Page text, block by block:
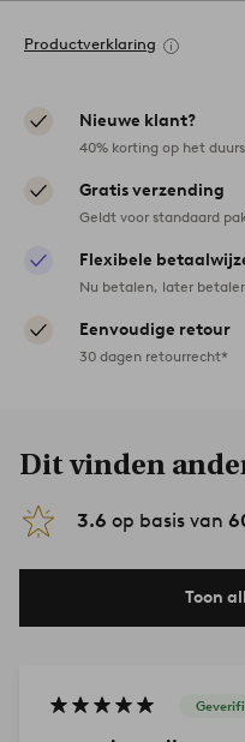
Productverklaring
Nieuwe klant?
40% korting op het
Gratis verzending
Geldt voor standaard
Flexibele
Nu betalen, later
Eenvoudige retour
30 dagen retourrecht*
Dit vinden
3.6 op basis van
Toon